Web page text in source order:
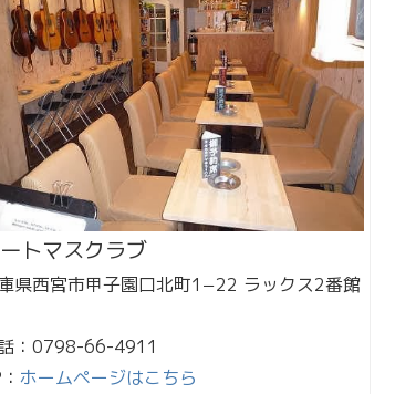
トマスクラブ
県西宮市甲子園口北町1−22 ラックス2番館
：0798-66-4911
ホームページはこちら